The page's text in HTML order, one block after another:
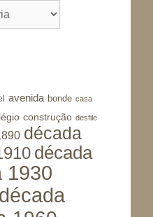
avenida bonde casa
construção desfile
década
década
1930
década